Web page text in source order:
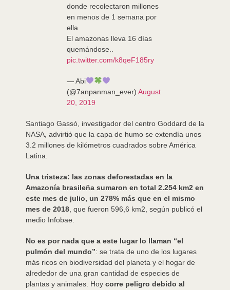
donde recolectaron millones
en menos de 1 semana por
ella
El amazonas lleva 16 días
quemándose..
pic.twitter.com/k8qeF185ry
— Abi
(@7anpanman_ever) August
20, 2019
Santiago Gassó, investigador del centro Goddard de la
NASA, advirtió que la capa de humo se extendía unos
3.2 millones de kilómetros cuadrados sobre América
Latina.
Una tristeza: las zonas deforestadas en la
Amazonía brasileña sumaron en total 2.254 km2 en
este mes de julio, un 278% más que en el mismo
mes de 2018 , que fueron 596,6 km2, según publicó el
medio Infobae.
No es por nada que a este lugar lo llaman “el
pulmón del mundo”: se trata de uno de los lugares
más ricos en biodiversidad del planeta y el hogar de
alrededor de una gran cantidad de especies de
plantas y animales. Hoy corre peligro debido al